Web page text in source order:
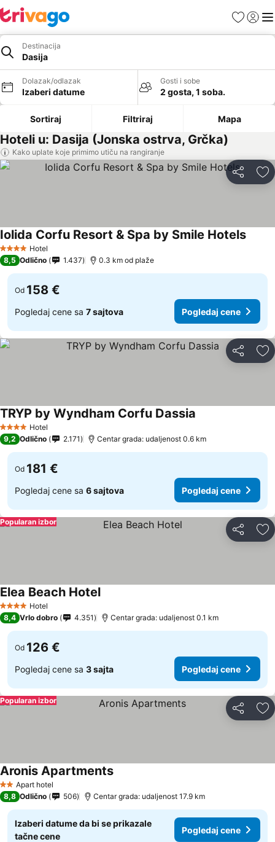
FavoritiPrijavi
Destinacija
Dasija
Dolazak/odlazak
Izaberi datume
Gosti i sobe
2 gosta, 1 soba.
Sortiraj Filtriraj Mapa
Hoteli u: Dasija (Jonska ostrva, Grčka)
Kako uplate koje primimo utiču na rangiranje
Deli
4 ZvezdiceHotel
Iolida Corfu Resort & Spa by Smile Hotels
8,5 Odlično 1.437 0.3 km od plaže
Od 158 €
Pogledaj cene sa 7 sajtova Pogledaj cene
Deli
4 ZvezdiceHotel
TRYP by Wyndham Corfu Dassia
9,2 Odlično 2.171 Centar grada: udaljenost 0.6 km
Od 181 €
Pogledaj cene sa 6 sajtova Pogledaj cene
Deli
Popularan izbor
4 ZvezdiceHotel
Elea Beach HotelPogledaj cene
8,4 Vrlo dobro 4.351 Centar grada: udaljenost 0.1 km
Od 126 €
Pogledaj cene sa 3 sajta Pogledaj cene
Deli
Popularan izbor
2 Zvezdice
Apart hotel
Aronis ApartmentsPogledaj cene
8,8 Odlično 506 Centar grada: udaljenost 17.9 km
Izaberi datume da bi se prikazale
tačne cene
Pogledaj cene